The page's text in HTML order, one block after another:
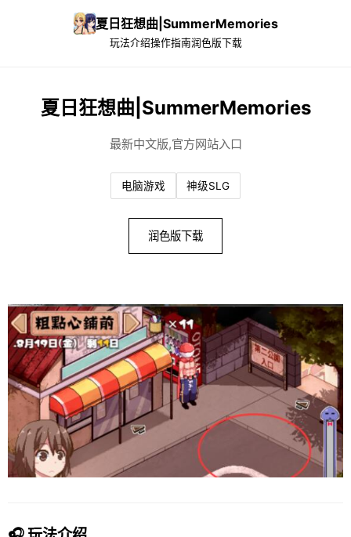
夏日狂想曲|SummerMemories
玩法介绍操作指南润色版下载
夏日狂想曲|SummerMemories
最新中文版,官方网站入口
电脑游戏 神级SLG
润色版下载